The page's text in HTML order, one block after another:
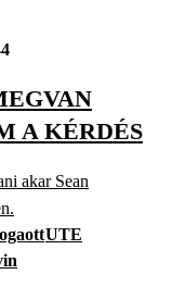
A KÉRDÉS
akar Sean
UTE